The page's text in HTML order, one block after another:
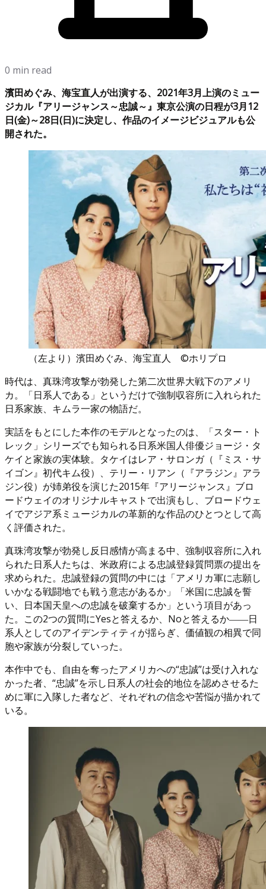
0 min read
濱田めぐみ、海宝直人が出演する、2021年3月上演のミュー
ジカル『アリージャンス～忠誠～』東京公演の日程が3月12
日(金)～28日(日)に決定し、作品のイメージビジュアルも公
開された。
（左より）濱田めぐみ、海宝直人 ©ホリプロ
時代は、真珠湾攻撃が勃発した第二次世界大戦下のアメリ
カ。「日系人である」というだけで強制収容所に入れられた
日系家族、キムラ一家の物語だ。
実話をもとにした本作のモデルとなったのは、「スター・ト
レック」シリーズでも知られる日系米国人俳優ジョージ・タ
ケイと家族の実体験。タケイはレア・サロンガ（『ミス・サ
イゴン』初代キム役）、テリー・リアン（『アラジン』アラ
ジン役）が姉弟役を演じた2015年『アリージャンス』ブロ
ードウェイのオリジナルキャストで出演もし、ブロードウェ
イでアジア系ミュージカルの革新的な作品のひとつとして高
く評価された。
真珠湾攻撃が勃発し反日感情が高まる中、強制収容所に入れ
られた日系人たちは、米政府による忠誠登録質問票の提出を
求められた。忠誠登録の質問の中には「アメリカ軍に志願し
いかなる戦闘地でも戦う意志があるか」「米国に忠誠を誓
い、日本国天皇への忠誠を破棄するか」という項目があっ
た。この2つの質問にYesと答えるか、Noと答えるか――日
系人としてのアイデンティティが揺らぎ、価値観の相異で同
胞や家族が分裂していった。
本作中でも、自由を奪ったアメリカへの“忠誠”は受け入れな
かった者、“忠誠”を示し日系人の社会的地位を認めさせるた
めに軍に入隊した者など、それぞれの信念や苦悩が描かれて
いる。